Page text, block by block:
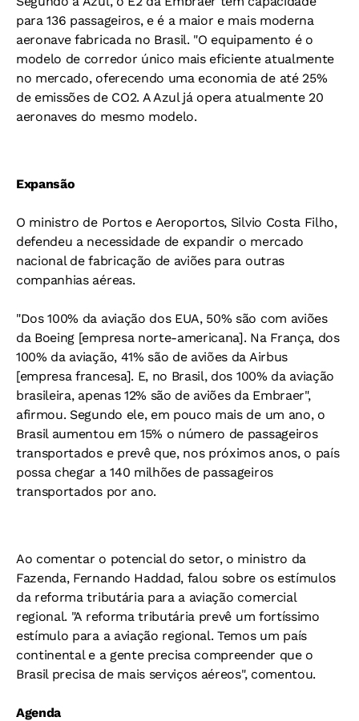
para 136 passageiros, e é a maior e mais moderna
aeronave fabricada no Brasil. "O equipamento é o
modelo de corredor único mais eficiente atualmente
no mercado, oferecendo uma economia de até 25%
de emissões de CO2. A Azul já opera atualmente 20
aeronaves do mesmo modelo.
Expansão
O ministro de Portos e Aeroportos, Silvio Costa Filho,
defendeu a necessidade de expandir o mercado
nacional de fabricação de aviões para outras
companhias aéreas.
"Dos 100% da aviação dos EUA, 50% são com aviões
da Boeing [empresa norte-americana]. Na França, dos
100% da aviação, 41% são de aviões da Airbus
[empresa francesa]. E, no Brasil, dos 100% da aviação
brasileira, apenas 12% são de aviões da Embraer",
afirmou. Segundo ele, em pouco mais de um ano, o
Brasil aumentou em 15% o número de passageiros
transportados e prevê que, nos próximos anos, o país
possa chegar a 140 milhões de passageiros
transportados por ano.
Ao comentar o potencial do setor, o ministro da
Fazenda, Fernando Haddad, falou sobre os estímulos
da reforma tributária para a aviação comercial
regional. "A reforma tributária prevê um fortíssimo
estímulo para a aviação regional. Temos um país
continental e a gente precisa compreender que o
Brasil precisa de mais serviços aéreos", comentou.
Agenda